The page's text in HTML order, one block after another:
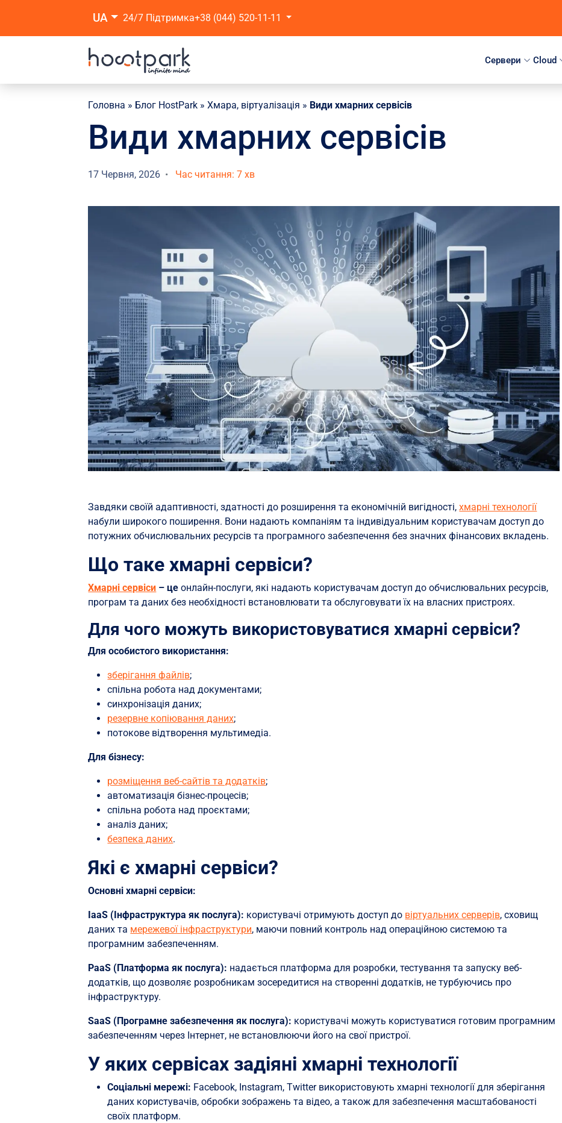
UA 24/7 Підтримка+38 (044) 520-11-11
Сервери Cloud
Головна » Блог HostPark »Хмара, віртуалізація » Види хмарних сервісів
Види хмарних сервісів
17 Червня, 2026 Час читання: 7 хв
Завдяки своїй адаптивності, здатності до розширення та економічній вигідності,хмарні технології
набули широкого поширення. Вони надають компаніям та індивідуальним користувачам доступ до
потужних обчислювальних ресурсів та програмного забезпечення без значних фінансових вкладень.
Що таке хмарні сервіси?
Хмарні сервіси – цеонлайн-послуги, які надають користувачам доступ до обчислювальних ресурсів,
програм та даних без необхідності встановлювати та обслуговувати їх на власних пристроях.
Для чого можуть використовуватися хмарні сервіси?
Для особистого використання:
зберігання файлів;
спільна робота над документами;
синхронізація даних;
резервне копіювання даних;
потокове відтворення мультимедіа.
Для бізнесу:
розміщення веб-сайтів та додатків;
автоматизація бізнес-процесів;
спільна робота над проєктами;
аналіз даних;
безпека даних.
Які є хмарні сервіси?
Основні хмарні сервіси:
IaaS (Інфраструктура як послуга): користувачі отримують доступ до віртуальних серверів, сховищ
даних та мережевої інфраструктури, маючи повний контроль над операційною системою та
програмним забезпеченням.
PaaS (Платформа як послуга): надається платформа для розробки, тестування та запуску веб-
додатків, що дозволяє розробникам зосередитися на створенні додатків, не турбуючись про
інфраструктуру.
SaaS (Програмне забезпечення як послуга): користувачі можуть користуватися готовим програмним
забезпеченням через Інтернет, не встановлюючи його на свої пристрої.
У яких сервісах задіяні хмарні технології
Соціальні мережі: Facebook, Instagram, Twitter використовують хмарні технології для зберігання
даних користувачів, обробки зображень та відео, а також для забезпечення масштабованості
своїх платформ.